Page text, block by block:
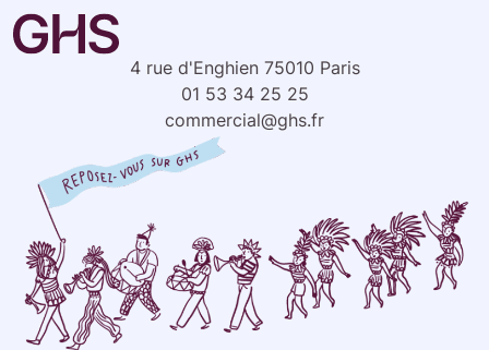
4 rue d'Enghien 75010 Paris
01 53 34 25 25
commercial@ghs.fr